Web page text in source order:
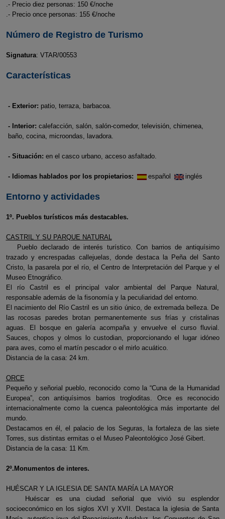
.- Precio diez personas: 150 €/noche
.- Precio once personas: 155 €/noche
Número de Registro de Turismo
Signatura: VTAR/00553
Características
- Exterior: patio, terraza, barbacoa.
- Interior: calefacción, salón, salón-comedor, televisión, chimenea,
baño, cocina, microondas, lavadora.
- Situación: en el casco urbano, acceso asfaltado.
- Idiomas hablados por los propietarios: español inglés
Entorno y actividades
1º. Pueblos turísticos más destacables.
CASTRIL Y SU PARQUE NATURAL
Pueblo declarado de interés turístico. Con barrios de antiquísimo
trazado y encrespadas callejuelas, donde destaca la Peña del Santo
Cristo, la pasarela por el río, el Centro de Interpretación del Parque y el
Museo Etnográfico.
El río Castril es el principal valor ambiental del Parque Natural,
responsable además de la fisonomía y la peculiaridad del entorno.
El nacimiento del Río Castril es un sitio único, de extremada belleza. De
las rocosas paredes brotan permanentemente sus frías y cristalinas
aguas. El bosque en galería acompaña y envuelve el curso fluvial.
Sauces, chopos y olmos lo custodian, proporcionando el lugar idóneo
para aves, como el martín pescador o el mirlo acuático.
Distancia de la casa: 24 km.
ORCE
Pequeño y señorial pueblo, reconocido como la “Cuna de la Humanidad
Europea”, con antiquísimos barrios trogloditas. Orce es reconocido
internacionalmente como la cuenca paleontológica más importante del
mundo.
Destacamos en él, el palacio de los Seguras, la fortaleza de las siete
Torres, sus distintas ermitas o el Museo Paleontológico José Gibert.
Distancia de la casa: 11 Km.
2º.Monumentos de interes.
HUÉSCAR Y LA IGLESIA DE SANTA MARÍA LA MAYOR
Huéscar es una ciudad señorial que vivió su esplendor
socioeconómico en los siglos XVI y XVII. Destaca la iglesia de Santa